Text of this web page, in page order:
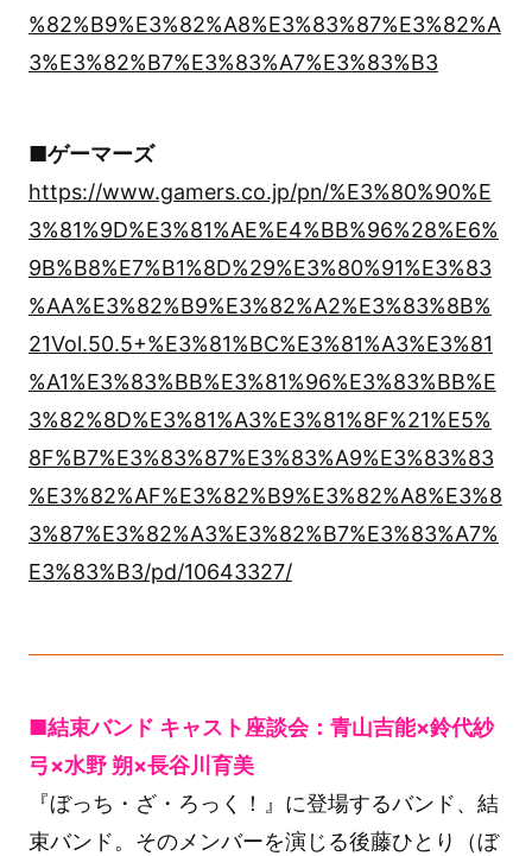
%82%B9%E3%82%A8%E3%83%87%E3%82%A
3%E3%82%B7%E3%83%A7%E3%83%B3
■ゲーマーズ
https://www.gamers.co.jp/pn/%E3%80%90%E
3%81%9D%E3%81%AE%E4%BB%96%28%E6%
9B%B8%E7%B1%8D%29%E3%80%91%E3%83
%AA%E3%82%B9%E3%82%A2%E3%83%8B%
21Vol.50.5+%E3%81%BC%E3%81%A3%E3%81
%A1%E3%83%BB%E3%81%96%E3%83%BB%E
3%82%8D%E3%81%A3%E3%81%8F%21%E5%
8F%B7%E3%83%87%E3%83%A9%E3%83%83
%E3%82%AF%E3%82%B9%E3%82%A8%E3%8
3%87%E3%82%A3%E3%82%B7%E3%83%A7%
E3%83%B3/pd/10643327/
■結束バンド キャスト座談会：青山吉能×鈴代紗
弓×水野 朔×長谷川育美
『ぼっち・ざ・ろっく！』に登場するバンド、結
束バンド。そのメンバーを演じる後藤ひとり（ぼ